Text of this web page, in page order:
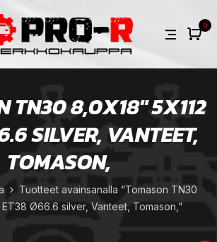
0
TN30 8,0X18" 5X112
SILVER, VANTEET,
TOMASON,
Tuotteet avainsanalla “Tomason TN30
ET38 Ø66.6 silver, Vanteet, Tomason,”